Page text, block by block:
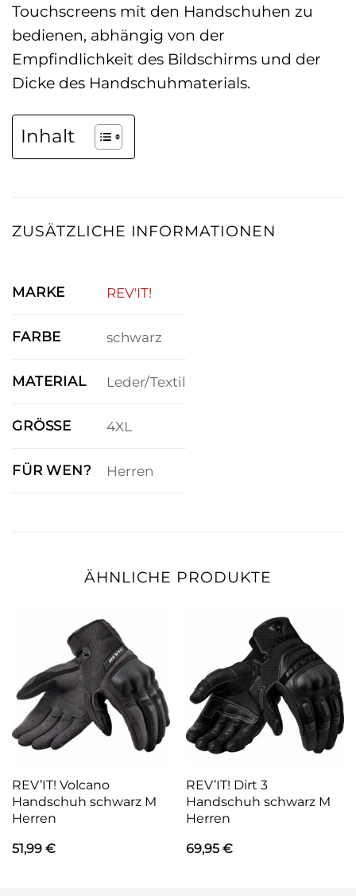
Touchscreens mit den Handschuhen zu
bedienen, abhängig von der
Empfindlichkeit des Bildschirms und der
Dicke des Handschuhmaterials.
Inhalt
ZUSÄTZLICHE INFORMATIONEN
MARKE REV'IT!
FARBE schwarz
MATERIAL Leder/Textil
GRÖSSE 4XL
FÜR WEN? Herren
ÄHNLICHE PRODUKTE
REV’IT! Volcano
Handschuh schwarz M
Herren
51,99 €
REV’IT! Dirt 3
Handschuh schwarz M
Herren
69,95 €